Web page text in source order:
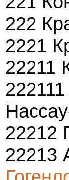
222
2221
22211
22212
22213